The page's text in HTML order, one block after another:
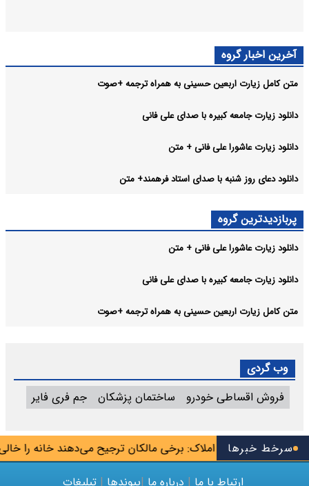
سرخط خبرها
اتحادیه مشاوران املاک: برخی مالکان ترجیح می‌دهند خانه را خالی
آخرین اخبار گروه
متن کامل زیارت اربعین حسینی به همراه ترجمه +صوت
دانلود زیارت جامعه کبیره با صدای علی فانی
دانلود زیارت عاشورا علی فانی + متن
دانلود دعای روز شنبه با صدای استاد فرهمند+ متن
پربازدیدترین گروه
دانلود زیارت عاشورا علی فانی + متن
دانلود زیارت جامعه کبیره با صدای علی فانی
متن کامل زیارت اربعین حسینی به همراه ترجمه +صوت
وب گردی
فروش اقساطی خودرو
ساختمان پزشکان جم فری فایر
ارتباط با ما | درباره ما |پیوندها | تبلیغات